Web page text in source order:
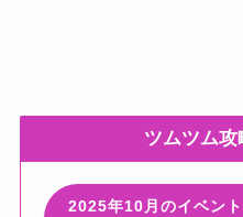
ツムツム攻
2025年10月のイベン